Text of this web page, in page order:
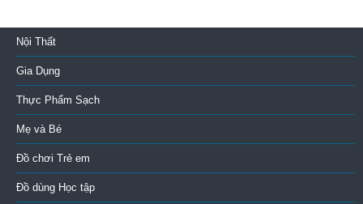
Nội Thất
Gia Dụng
Thực Phẩm Sạch
Mẹ và Bé
Đồ chơi Trẻ em
Đồ dùng Học tập